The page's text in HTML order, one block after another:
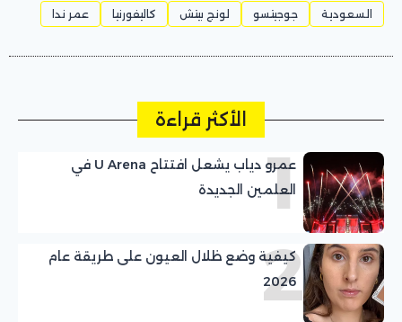
السعودية جوجيتسو لونج بيتش كاليفورنيا عمر ندا
الأكثر قراءة
1
عمرو دياب يشعل افتتاح U Arena في
العلمين الجديدة
2
كيفية وضع ظلال العيون على طريقة عام
2026